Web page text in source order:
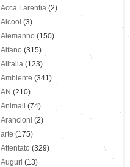
Acca Larentia (2)
Alcool (3)
Alemanno (150)
Alfano (315)
Alitalia (123)
Ambiente (341)
AN (210)
Animali (74)
Arancioni (2)
arte (175)
Attentato (329)
Auguri (13)